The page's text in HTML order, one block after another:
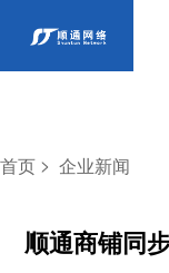
首页 > 企业新闻
顺通商铺同